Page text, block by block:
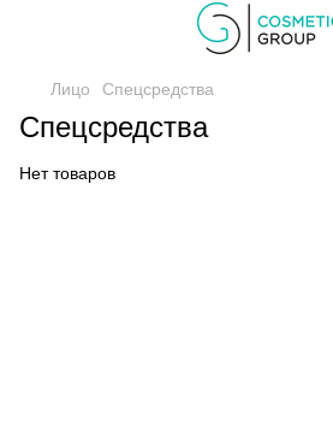
Лицо Спецсредства
Спецсредства
Нет товаров